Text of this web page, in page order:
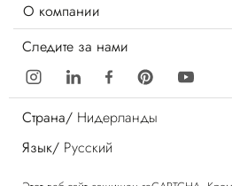
О компании
Следите за нами
Страна/ Нидерланды
Язык/ Русский